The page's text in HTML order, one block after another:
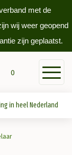
met de
wij weer geopend
zijn geplaatst.
0
in heel Nederland